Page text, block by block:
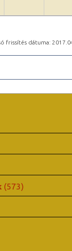
frissítés dátuma:
(573)